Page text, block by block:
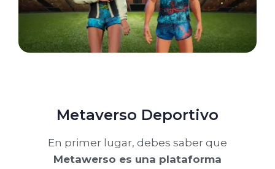
Metaverso Deportivo
En primer lugar, debes saber que
Metawerso es una plataforma